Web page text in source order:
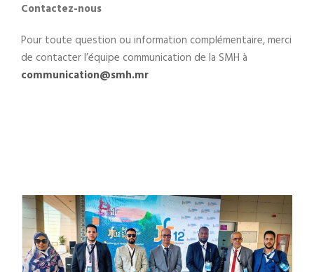
Contactez-nous
Pour toute question ou information complémentaire, merci
de contacter l’équipe communication de la SMH à
communication@smh.mr